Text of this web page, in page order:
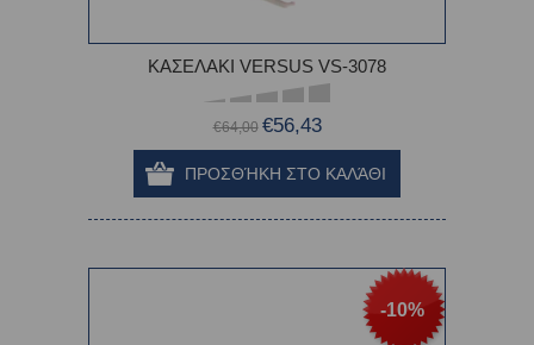
ΚΑΣΕΛΑΚΙ VERSUS VS-3078
€64,00 €56,43
-10%